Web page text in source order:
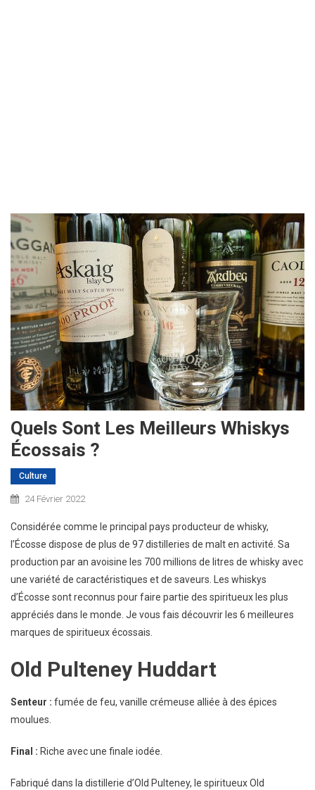
Quels Sont Les Meilleurs Whiskys
Écossais ?
Culture
24 Février 2022
Considérée comme le principal pays producteur de whisky,
l’Écosse dispose de plus de 97 distilleries de malt en activité. Sa
production par an avoisine les 700 millions de litres de whisky avec
une variété de caractéristiques et de saveurs. Les whiskys
d’Écosse sont reconnus pour faire partie des spiritueux les plus
appréciés dans le monde. Je vous fais découvrir les 6 meilleures
marques de spiritueux écossais.
Old Pulteney Huddart
Senteur : fumée de feu, vanille crémeuse alliée à des épices
moulues.
Final : Riche avec une finale iodée.
Fabriqué dans la distillerie d’Old Pulteney, le spiritueux Old